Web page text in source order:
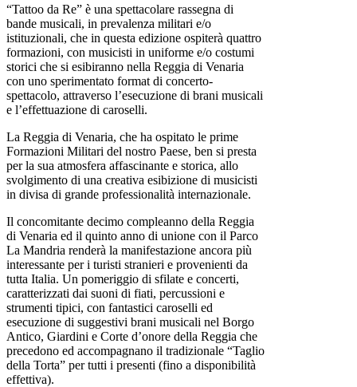
“Tattoo da Re” è una spettacolare rassegna di
bande musicali, in prevalenza militari e/o
istituzionali, che in questa edizione ospiterà quattro
formazioni, con musicisti in uniforme e/o costumi
storici che si esibiranno nella Reggia di Venaria
con uno sperimentato format di concerto-
spettacolo, attraverso l’esecuzione di brani musicali
e l’effettuazione di caroselli.
La Reggia di Venaria, che ha ospitato le prime
Formazioni Militari del nostro Paese, ben si presta
per la sua atmosfera affascinante e storica, allo
svolgimento di una creativa esibizione di musicisti
in divisa di grande professionalità internazionale.
Il concomitante decimo compleanno della Reggia
di Venaria ed il quinto anno di unione con il Parco
La Mandria renderà la manifestazione ancora più
interessante per i turisti stranieri e provenienti da
tutta Italia. Un pomeriggio di sfilate e concerti,
caratterizzati dai suoni di fiati, percussioni e
strumenti tipici, con fantastici caroselli ed
esecuzione di suggestivi brani musicali nel Borgo
Antico, Giardini e Corte d’onore della Reggia che
precedono ed accompagnano il tradizionale “Taglio
della Torta” per tutti i presenti (fino a disponibilità
effettiva).